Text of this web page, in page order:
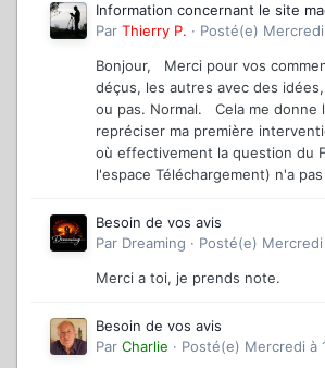
Information concernant le site
Par Thierry P. · Posté(e)
Bonjour, Merci pour vos
déçus, les autres avec des
ou pas. Normal. Cela me donne
repréciser ma première
où effectivement la question du
l'espace Téléchargement) n'a
Besoin de vos avis
Par Dreaming · Posté(e)
Merci a toi, je prends note.
Besoin de vos avis
Par Charlie · Posté(e) Mercredi à